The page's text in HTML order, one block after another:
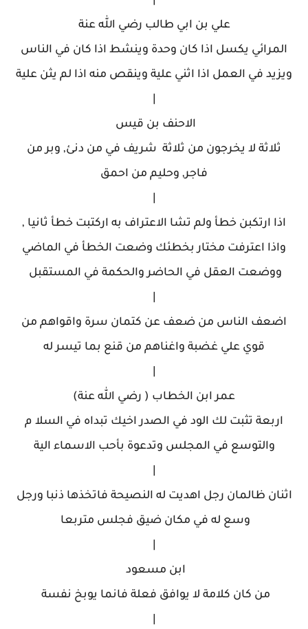
علي بن ابي طالب رضي الله عنة
المرائي يكسل اذا كان وحدة وينشط اذا كان في الناس
ويزيد في العمل اذا اثني علية وينقص منه اذا لم يثن علية
الاحنف بن قيس
ثلاثة لا يخرجون من ثلاثة شريف في من دنئ, وبر من
فاجر, وحليم من احمق
اذا ارتكبن خطأ ولم تشا الاعتراف به اركتبت خطأ ثانيا ,
واذا اعترفت مختار بخطئك وضعت الخطأ في الماضي
ووضعت العقل في الحاضر والحكمة في المستقبل
اضعف الناس من ضعف عن كتمان سرة واقواهم من
قوي علي غضبة واغناهم من قنع بما تيسر له
عمر ابن الخطاب ( رضي الله عنة)
اربعة تثبت لك الود في الصدر اخيك تبداه في السلا م
والتوسع في المجلس وتدعوة بأحب الاسماء الية
اثنان ظالمان رجل اهديت له النصيحة فاتخذها ذنبا ورجل
وسع له في مكان ضيق فجلس متربعا
ابن مسعود
من كان كلامة لا يوافق فعلة فانما يوبخ نفسة